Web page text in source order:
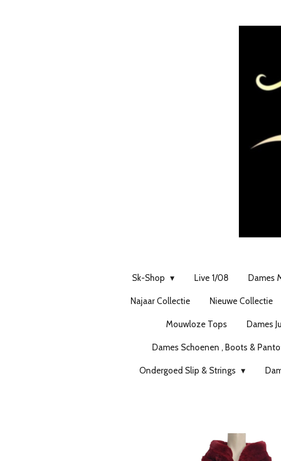
Sk-Shop Live 1/08 Dames
Najaar Collectie Nieuwe Collectie
Mouwloze Tops Dames
Dames Schoenen , Boots &
Ondergoed Slip & Strings